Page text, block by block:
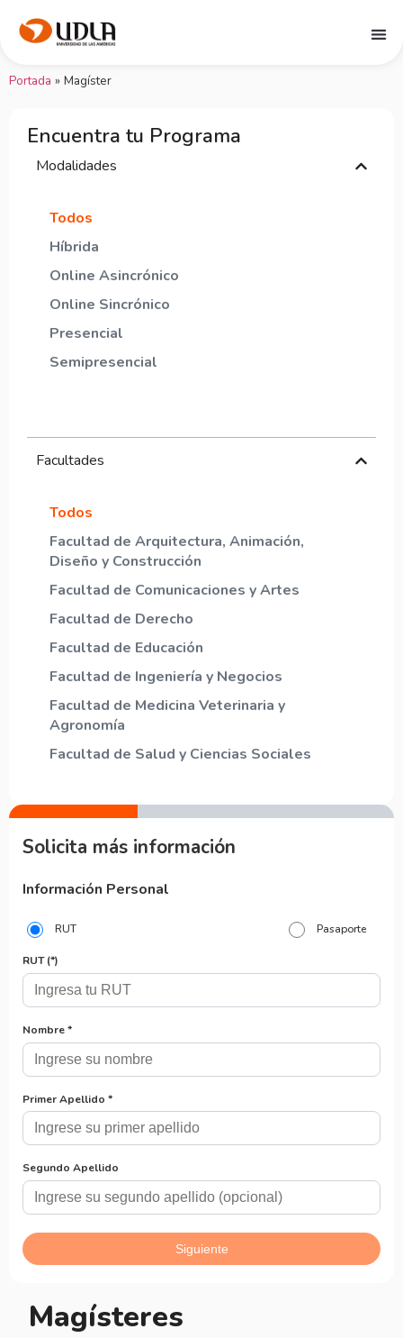
Portada » Magíster
Encuentra tu Programa
Modalidades
Híbrida
Online Asincrónico
Online Sincrónico
Presencial
Semipresencial
Todos
Facultades
Facultad de Arquitectura, Animación,
Diseño y Construcción
Facultad de Comunicaciones y Artes
Facultad de Derecho
Facultad de Educación
Facultad de Ingeniería y Negocios
Facultad de Medicina Veterinaria y
Agronomía
Facultad de Salud y Ciencias Sociales
Todos
Magísteres